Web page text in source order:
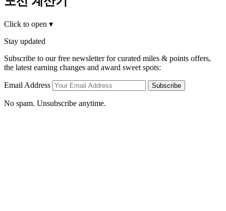
Click to open ▾
Stay updated
Subscribe to our free newsletter for curated miles & points offers,
the latest earning changes and award sweet spots:
Email Address Subscribe
No spam. Unsubscribe anytime.